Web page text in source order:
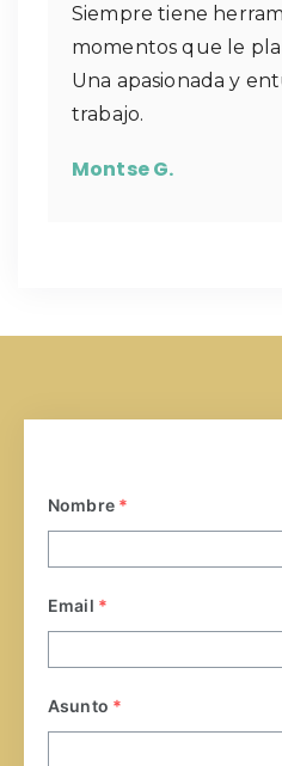
Siempre tiene
momentos que le
Una apasionada y
trabajo.
Montse G.
Nombre *
Email *
Asunto *